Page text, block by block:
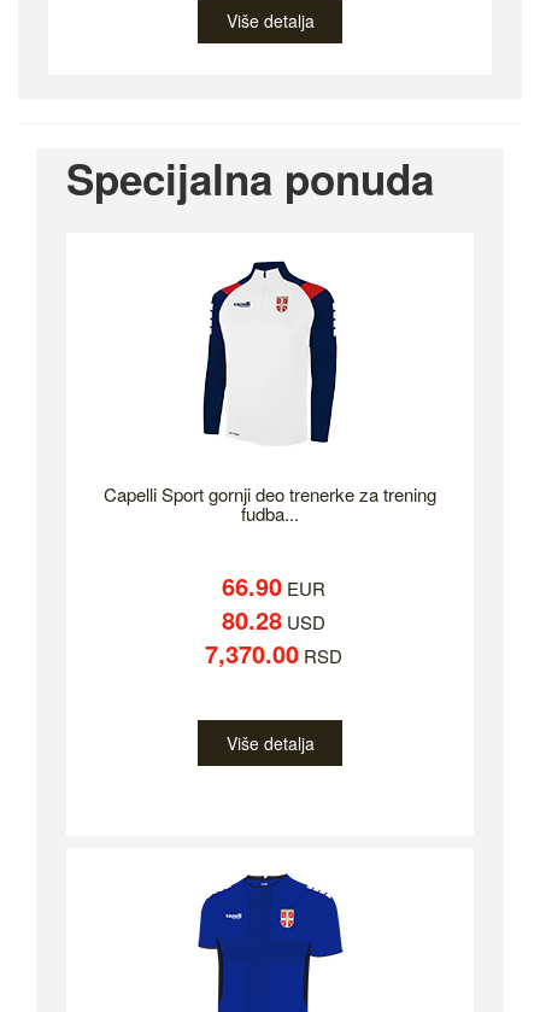
Više detalja
Specijalna ponuda
Capelli Sport gornji deo trenerke za trening
fudba...
66.90EUR
80.28USD
7,370.00RSD
Više detalja